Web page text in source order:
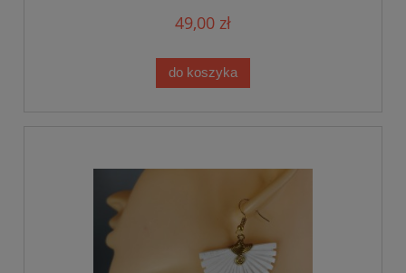
49,00 zł
do koszyka